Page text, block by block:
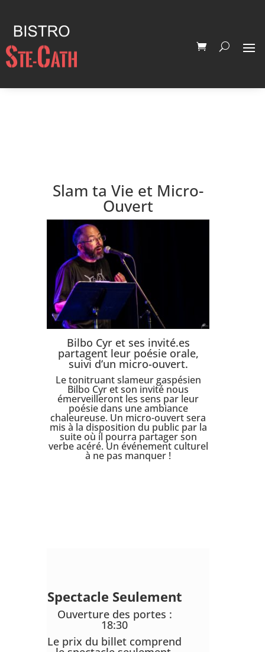
Slam ta Vie et Micro-
Ouvert
Bilbo Cyr et ses invité.es
partagent leur poésie orale,
suivi d’un micro-ouvert.
Le tonitruant slameur gaspésien
Bilbo Cyr et son invité nous
émerveilleront les sens par leur
poésie dans une ambiance
chaleureuse. Un micro-ouvert sera
mis à la disposition du public par la
suite où il pourra partager son
verbe acéré. Un événement culturel
à ne pas manquer !
Spectacle Seulement
Ouverture des portes :
18:30
Le prix du billet comprend